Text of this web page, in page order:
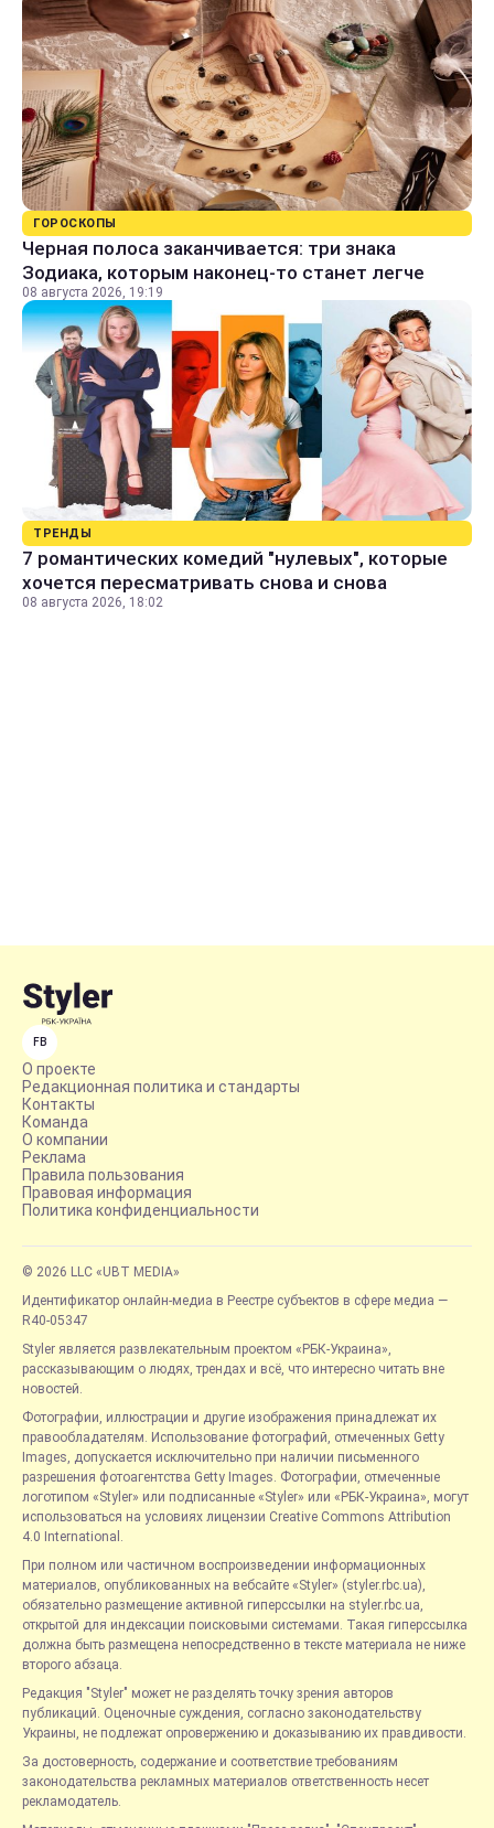
ГОРОСКОПЫ
Черная полоса заканчивается: три знака
Зодиака, которым наконец-то станет легче
08 августа 2026, 19:19
ТРЕНДЫ
7 романтических комедий "нулевых", которые
хочется пересматривать снова и снова
08 августа 2026, 18:02
FB
О проекте
Редакционная политика и стандарты
Контакты
Команда
О компании
Реклама
Правила пользования
Правовая информация
Политика конфиденциальности
© 2026 LLC «UBT MEDIA»
Идентификатор онлайн-медиа в Реестре субъектов в сфере медиа —
R40-05347
Styler является развлекательным проектом «РБК-Украина»,
рассказывающим о людях, трендах и всё, что интересно читать вне
новостей.
Фотографии, иллюстрации и другие изображения принадлежат их
правообладателям. Использование фотографий, отмеченных Getty
Images, допускается исключительно при наличии письменного
разрешения фотоагентства Getty Images. Фотографии, отмеченные
логотипом «Styler» или подписанные «Styler» или «РБК-Украина», могут
использоваться на условиях лицензии Creative Commons Attribution
4.0 International.
При полном или частичном воспроизведении информационных
материалов, опубликованных на вебсайте «Styler» (styler.rbc.ua),
обязательно размещение активной гиперссылки на styler.rbc.ua,
открытой для индексации поисковыми системами. Такая гиперссылка
должна быть размещена непосредственно в тексте материала не ниже
второго абзаца.
Редакция "Styler" может не разделять точку зрения авторов
публикаций. Оценочные суждения, согласно законодательству
Украины, не подлежат опровержению и доказыванию их правдивости.
За достоверность, содержание и соответствие требованиям
законодательства рекламных материалов ответственность несет
рекламодатель.